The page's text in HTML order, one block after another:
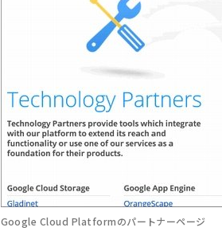
Google Cloud Platformのパートナーページ